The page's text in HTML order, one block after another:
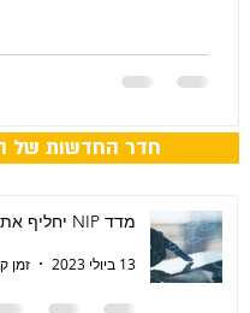
חדר החדשות של
מדד NIP יחליף את מדד FID
13 ביולי 2023 זמן